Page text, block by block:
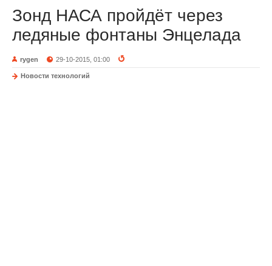
Зонд НАСА пройдёт через
ледяные фонтаны Энцелада
rygen 29-10-2015, 01:00
Новости технологий